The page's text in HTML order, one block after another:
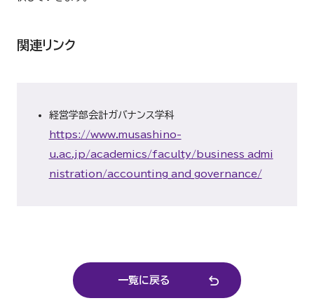
関連リンク
経営学部会計ガバナンス学科
https://www.musashino-
u.ac.jp/academics/faculty/business_admi
nistration/accounting_and_governance/
一覧に戻る